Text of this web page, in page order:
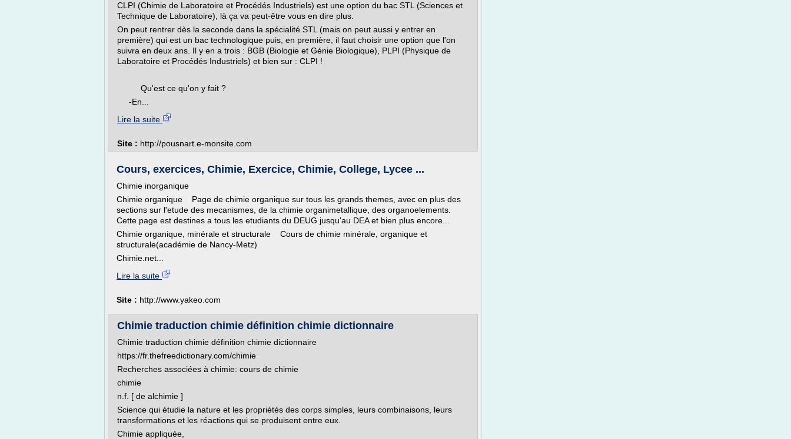
CLPI (Chimie de Laboratoire et Procédés Industriels) est une option du bac STL (Sciences et
Technique de Laboratoire), là ça va peut-être vous en dire plus.
On peut rentrer dès la seconde dans la spécialité STL (mais on peut aussi y entrer en
première) qui est un bac technologique puis, en première, il faut choisir une option que l'on
suivra en deux ans. Il y en a trois : BGB (Biologie et Génie Biologique), PLPI (Physique de
Laboratoire et Procédés Industriels) et bien sur : CLPI !
Qu'est ce qu'on y fait ?
-En...
Lire la suite
Site : http://pousnart.e-monsite.com
Cours, exercices, Chimie, Exercice, Chimie, College, Lycee ...
Chimie inorganique
Chimie organique Page de chimie organique sur tous les grands themes, avec en plus des
sections sur l'etude des mecanismes, de la chimie organimetallique, des organoelements.
Cette page est destines a tous les etudiants du DEUG jusqu'au DEA et bien plus encore...
Chimie organique, minérale et structurale Cours de chimie minérale, organique et
structurale(académie de Nancy-Metz)
Chimie.net...
Lire la suite
Site : http://www.yakeo.com
Chimie traduction chimie définition chimie dictionnaire
Chimie traduction chimie définition chimie dictionnaire
https://fr.thefreedictionary.com/chimie
Recherches associées à chimie: cours de chimie
chimie
n.f. [ de alchimie ]
Science qui étudie la nature et les propriétés des corps simples, leurs combinaisons, leurs
transformations et les réactions qui se produisent entre eux.
Chimie appliquée,